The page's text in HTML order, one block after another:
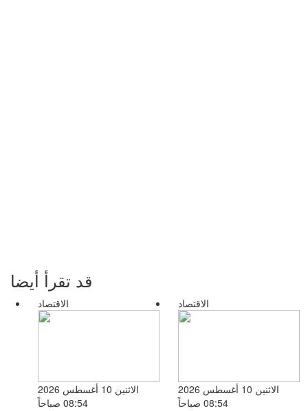
قد تقرأ أيضا
الاقتصاد
الاثنين 10 أغسطس 2026
08:54 صباحاً
الاقتصاد
الاثنين 10 أغسطس 2026
08:54 صباحاً